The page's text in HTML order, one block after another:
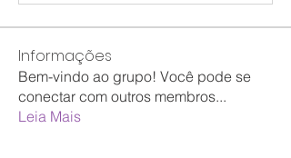
Informações
Bem-vindo ao grupo! Você pode se
conectar com outros membros...
Leia Mais